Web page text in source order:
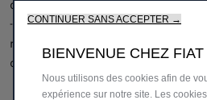
différentes de celles qui se
- Consultez un point de vente Fiat
remplacement de l'huile et les
correctes.
CONTINUER SANS ACCEPTER →
BIENVENUE CHEZ FIAT
Nous utilisons des cookies afin de
expérience sur notre site. Les